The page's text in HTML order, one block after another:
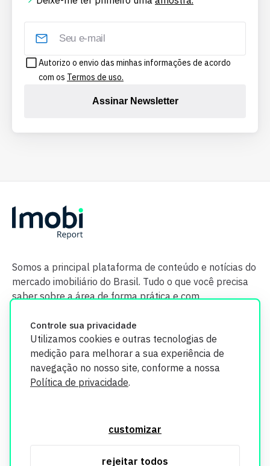
Controle sua privacidade
Utilizamos cookies e outras tecnologias de
medição para melhorar a sua experiência de
navegação no nosso site, conforme a nossa
Política de privacidade.
customizar
rejeitar todos
Autorizo o envio das minhas informações de acordo
com os Termos de uso.
Assinar Newsletter
Somos a principal plataforma de conteúdo e notícias do
mercado imobiliário do Brasil. Tudo o que você precisa
saber sobre a área de forma prática e com
segurança. Todos os dados coletados em nosso site são
utilizados exclusivamente para fins de aprimoramento de
informações, consulte nossa Política de Privacidade.